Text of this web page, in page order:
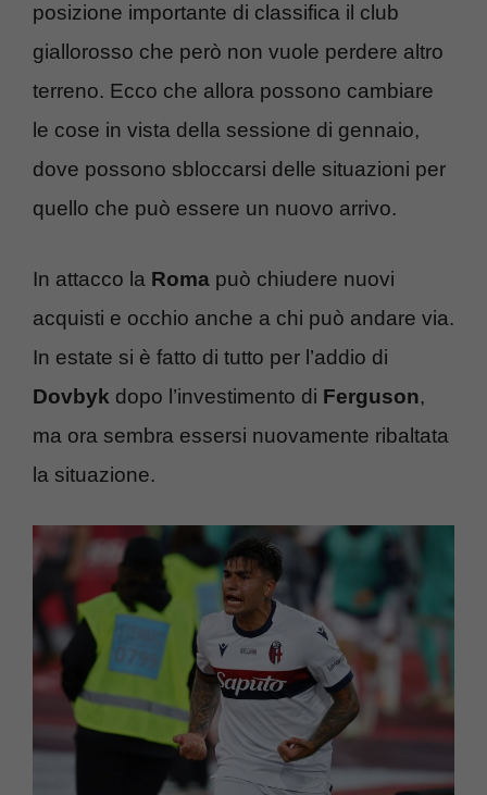
posizione importante di classifica il club
giallorosso che però non vuole perdere altro
terreno. Ecco che allora possono cambiare
le cose in vista della sessione di gennaio,
dove possono sbloccarsi delle situazioni per
quello che può essere un nuovo arrivo.
In attacco la Roma può chiudere nuovi
acquisti e occhio anche a chi può andare via.
In estate si è fatto di tutto per l’addio di
Dovbyk dopo l’investimento di Ferguson,
ma ora sembra essersi nuovamente ribaltata
la situazione.